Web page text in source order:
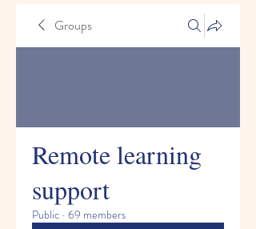
Groups
Remote learning
support
Public · 69 members